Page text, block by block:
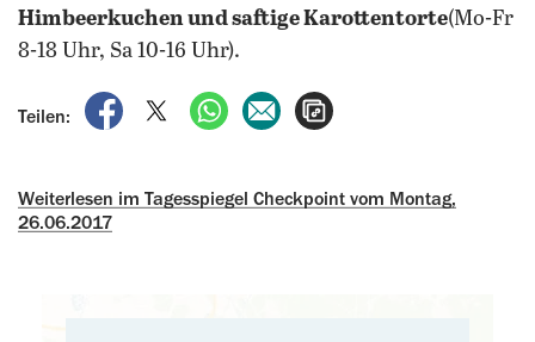
Himbeerkuchen und saftige Karottentorte(Mo-Fr
8-18 Uhr, Sa 10-16 Uhr).
Teilen:
auf Facebook teilen
auf X teilenper WhatsApp teilen
per E-Mail teilen
Weiterlesen im Tagesspiegel Checkpoint vom Montag,
26.06.2017